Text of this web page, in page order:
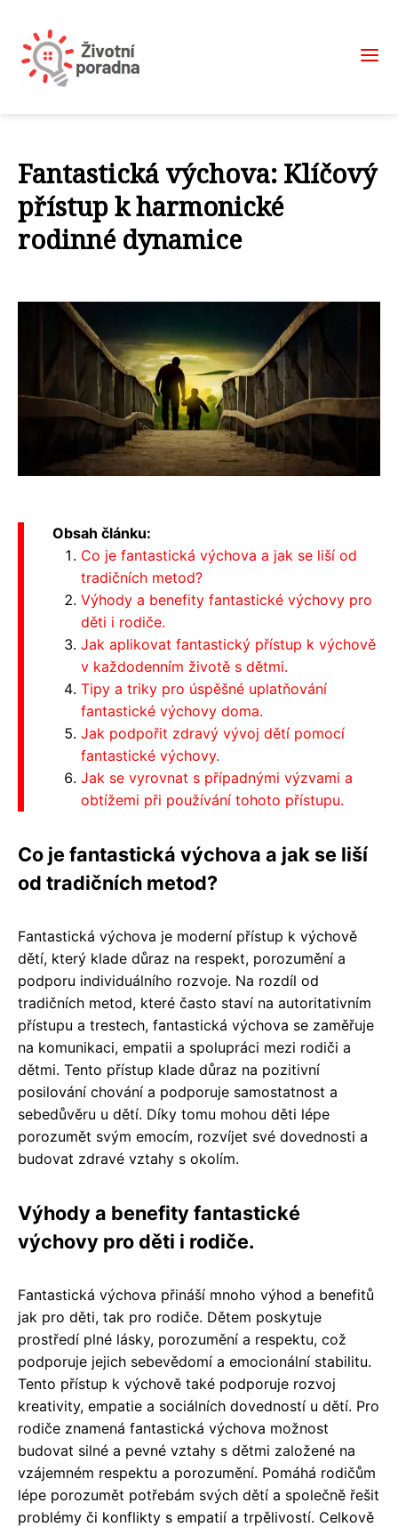
Fantastická výchova: Klíčový
přístup k harmonické
rodinné dynamice
Obsah článku:
Co je fantastická výchova a jak se liší od
tradičních metod?
Výhody a benefity fantastické výchovy pro
děti i rodiče.
Jak aplikovat fantastický přístup k výchově
v každodenním životě s dětmi.
Tipy a triky pro úspěšné uplatňování
fantastické výchovy doma.
Jak podpořit zdravý vývoj dětí pomocí
fantastické výchovy.
Jak se vyrovnat s případnými výzvami a
obtížemi při používání tohoto přístupu.
Co je fantastická výchova a jak se liší
od tradičních metod?
Fantastická výchova je moderní přístup k výchově
dětí, který klade důraz na respekt, porozumění a
podporu individuálního rozvoje. Na rozdíl od
tradičních metod, které často staví na autoritativním
přístupu a trestech, fantastická výchova se zaměřuje
na komunikaci, empatii a spolupráci mezi rodiči a
dětmi. Tento přístup klade důraz na pozitivní
posilování chování a podporuje samostatnost a
sebedůvěru u dětí. Díky tomu mohou děti lépe
porozumět svým emocím, rozvíjet své dovednosti a
budovat zdravé vztahy s okolím.
Výhody a benefity fantastické
výchovy pro děti i rodiče.
Fantastická výchova přináší mnoho výhod a benefitů
jak pro děti, tak pro rodiče. Dětem poskytuje
prostředí plné lásky, porozumění a respektu, což
podporuje jejich sebevědomí a emocionální stabilitu.
Tento přístup k výchově také podporuje rozvoj
kreativity, empatie a sociálních dovedností u dětí. Pro
rodiče znamená fantastická výchova možnost
budovat silné a pevné vztahy s dětmi založené na
vzájemném respektu a porozumění. Pomáhá rodičům
lépe porozumět potřebám svých dětí a společně řešit
problémy či konflikty s empatií a trpělivostí. Celkově